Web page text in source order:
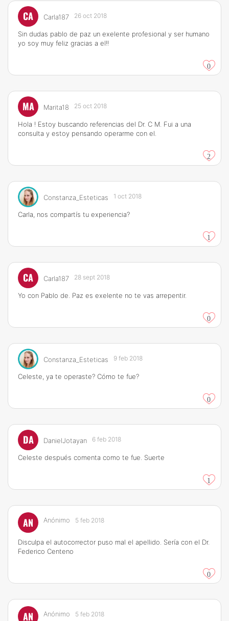
CA Carla187 26 oct 2018
Sin dudas pablo de paz un exelente profesional y ser humano
yo soy muy feliz gracias a el!!
0
MA Marita18 25 oct 2018
Hola ! Estoy buscando referencias del Dr. C M. Fui a una
consulta y estoy pensando operarme con el.
2
Constanza_Esteticas 1 oct 2018
Carla, nos compartís tu experiencia?
1
CA Carla187 28 sept 2018
Yo con Pablo de. Paz es exelente no te vas arrepentir.
0
Constanza_Esteticas 9 feb 2018
Celeste, ya te operaste? Cómo te fue?
0
DA DanielJotayan 6 feb 2018
Celeste después comenta como te fue. Suerte
1
AN Anónimo 5 feb 2018
Disculpa el autocorrector puso mal el apellido. Sería con el Dr.
Federico Centeno
0
AN Anónimo 5 feb 2018